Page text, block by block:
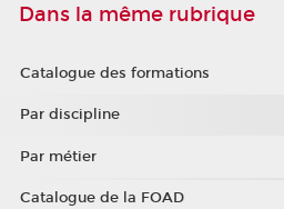
Dans la même rubrique
Catalogue des formations
Par discipline
Par métier
Catalogue de la FOAD